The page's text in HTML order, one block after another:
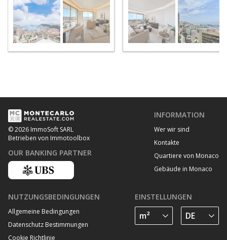
© 2026 ImmoSoft SARL
Betrieben von Immotoolbox
OUR BANKING PARTNER
INFORMATION
Wer wir sind
Kontakte
Quartiere von Monaco
Gebäude in Monaco
NUTZUNGSBEDINGUNGEN
Allgemeine Bedingungen
Datenschutz Bestimmungen
Cookie Richtlinie
EINSTELLUNGEN